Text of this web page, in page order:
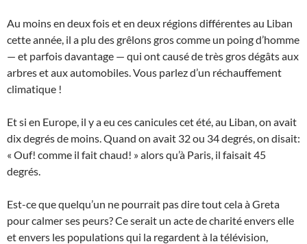
Au moins en deux fois et en deux régions différentes au Liban
cette année, il a plu des grêlons gros comme un poing d’homme
— et parfois davantage — qui ont causé de très gros dégâts aux
arbres et aux automobiles. Vous parlez d’un réchauffement
climatique !
Et si en Europe, il y a eu ces canicules cet été, au Liban, on avait
dix degrés de moins. Quand on avait 32 ou 34 degrés, on disait:
« Ouf! comme il fait chaud! » alors qu’à Paris, il faisait 45
degrés.
Est-ce que quelqu’un ne pourrait pas dire tout cela à Greta
pour calmer ses peurs? Ce serait un acte de charité envers elle
et envers les populations qui la regardent à la télévision,